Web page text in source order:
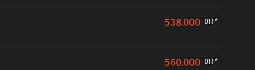
538.000 DH *
560.000 DH *